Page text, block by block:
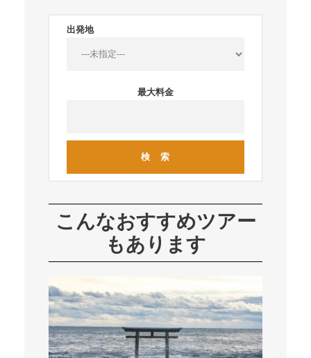
出発地
最大料金
こんなおすすめツアー
もあります